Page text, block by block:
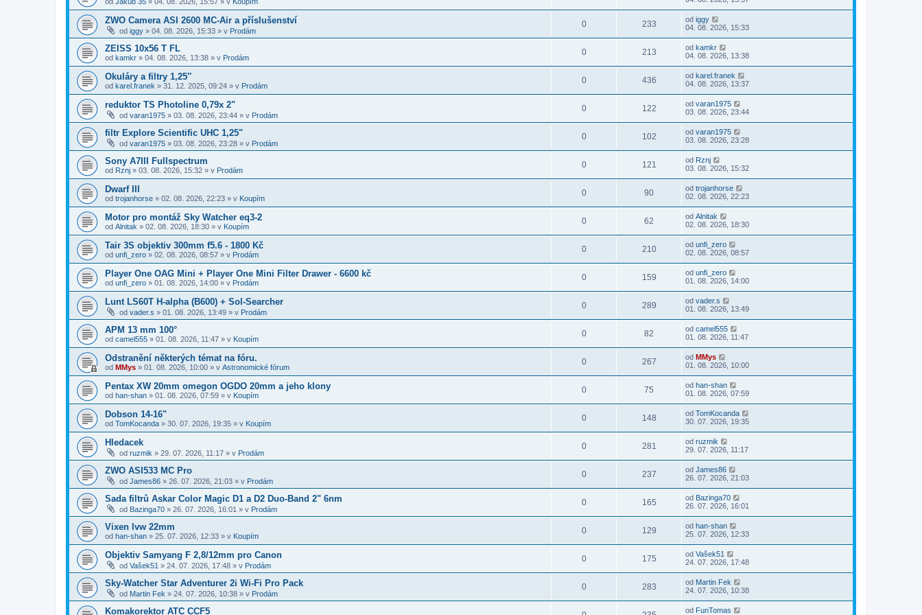
ZWO Camera ASI 2600 MC-Air a příslušenství
od iggy » 04. 08. 2026, 15:33 » v Prodám
0 233 od iggy
04. 08. 2026, 15:33
ZEISS 10x56 T FL
od kamkr » 04. 08. 2026, 13:38 » v Prodám
0 213 od kamkr
04. 08. 2026, 13:38
Okuláry a filtry 1,25″
od karel.franek » 31. 12. 2025, 09:24 » v Prodám
0 436 od karel.franek
04. 08. 2026, 13:37
reduktor TS Photoline 0,79x 2"
od varan1975 » 03. 08. 2026, 23:44 » v Prodám
0 122 od varan1975
03. 08. 2026, 23:44
filtr Explore Scientific UHC 1,25"
od varan1975 » 03. 08. 2026, 23:28 » v Prodám
0 102 od varan1975
03. 08. 2026, 23:28
Sony A7III Fullspectrum
od Rznj » 03. 08. 2026, 15:32 » v Prodám
0 121 od Rznj
03. 08. 2026, 15:32
Dwarf III
od trojanhorse » 02. 08. 2026, 22:23 » v Koupím
0 90 od trojanhorse
02. 08. 2026, 22:23
Motor pro montáž Sky Watcher eq3-2
od Alnitak » 02. 08. 2026, 18:30 » v Koupím
0 62 od Alnitak
02. 08. 2026, 18:30
Tair 3S objektiv 300mm f5.6 - 1800 Kč
od unfi_zero » 02. 08. 2026, 08:57 » v Prodám
0 210 od unfi_zero
02. 08. 2026, 08:57
Player One OAG Mini + Player One Mini Filter Drawer - 6600 kč
od unfi_zero » 01. 08. 2026, 14:00 » v Prodám
0 159 od unfi_zero
01. 08. 2026, 14:00
Lunt LS60T H-alpha (B600) + Sol-Searcher
od vader.s » 01. 08. 2026, 13:49 » v Prodám
0 289 od vader.s
01. 08. 2026, 13:49
APM 13 mm 100°
od camel555 » 01. 08. 2026, 11:47 » v Koupím
0 82 od camel555
01. 08. 2026, 11:47
Odstranění některých témat na fóru.
od MMys » 01. 08. 2026, 10:00 » v Astronomické fórum
0 267 od MMys
01. 08. 2026, 10:00
Pentax XW 20mm omegon OGDO 20mm a jeho klony
od han-shan » 01. 08. 2026, 07:59 » v Koupím
0 75 od han-shan
01. 08. 2026, 07:59
Dobson 14-16"
od TomKocanda » 30. 07. 2026, 19:35 » v Koupím
0 148 od TomKocanda
30. 07. 2026, 19:35
Hledacek
od ruzmik » 29. 07. 2026, 11:17 » v Prodám
0 281 od ruzmik
29. 07. 2026, 11:17
ZWO ASI533 MC Pro
od James86 » 26. 07. 2026, 21:03 » v Prodám
0 237 od James86
26. 07. 2026, 21:03
Sada filtrů Askar Color Magic D1 a D2 Duo-Band 2" 6nm
od Bazinga70 » 26. 07. 2026, 16:01 » v Prodám
0 165 od Bazinga70
26. 07. 2026, 16:01
Vixen lvw 22mm
od han-shan » 25. 07. 2026, 12:33 » v Koupím
0 129 od han-shan
25. 07. 2026, 12:33
Objektiv Samyang F 2,8/12mm pro Canon
od Vašek51 » 24. 07. 2026, 17:48 » v Prodám
0 175 od Vašek51
24. 07. 2026, 17:48
Sky-Watcher Star Adventurer 2i Wi-Fi Pro Pack
od Martin Fek » 24. 07. 2026, 10:38 » v Prodám
0 283 od Martin Fek
24. 07. 2026, 10:38
Komakorektor ATC CCF5 od FunTomas